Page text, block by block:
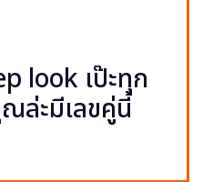
look เป๊ะทุก
ล่ะมีเลขคู่นี้